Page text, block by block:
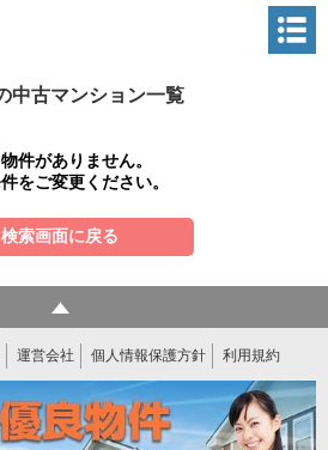
中古マンション一覧
件がありません。
をご変更ください。
検索画面に戻る
運営会社 個人情報保護方針 利用規約